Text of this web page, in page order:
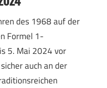
des 1968 auf der
Formel 1-
5. Mai 2024 vor
auch an der